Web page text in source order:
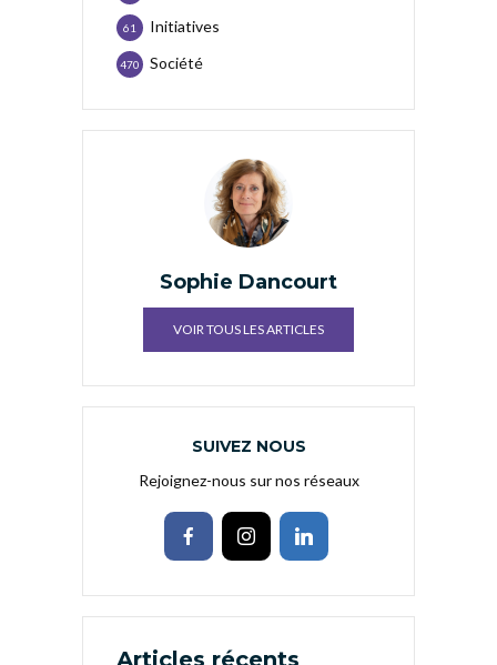
Initiatives
61
Société
470
Sophie Dancourt
VOIR TOUS LES ARTICLES
SUIVEZ NOUS
Rejoignez-nous sur nos réseaux
Articles récents